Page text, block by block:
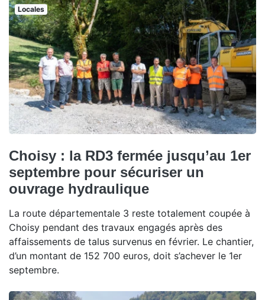
Locales
Choisy : la RD3 fermée jusqu’au 1er
septembre pour sécuriser un
ouvrage hydraulique
La route départementale 3 reste totalement coupée à
Choisy pendant des travaux engagés après des
affaissements de talus survenus en février. Le chantier,
d’un montant de 152 700 euros, doit s’achever le 1er
septembre.